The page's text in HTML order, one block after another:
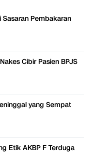
Pembakaran
Cibir Pasien BPJS
yang Sempat
Etik AKBP F Terduga